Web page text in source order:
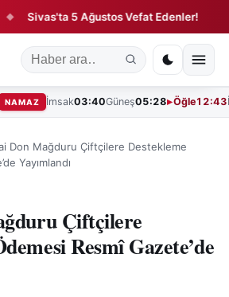
Sivas'ta 5 Ağustos Vefat Edenler! ◆
NAMAZ İmsak03:40Güneş05:28 Öğle12:43
Don Mağduru Çiftçilere Destekleme
Yayımlandı
Çiftçilere
Resmî Gazete’de